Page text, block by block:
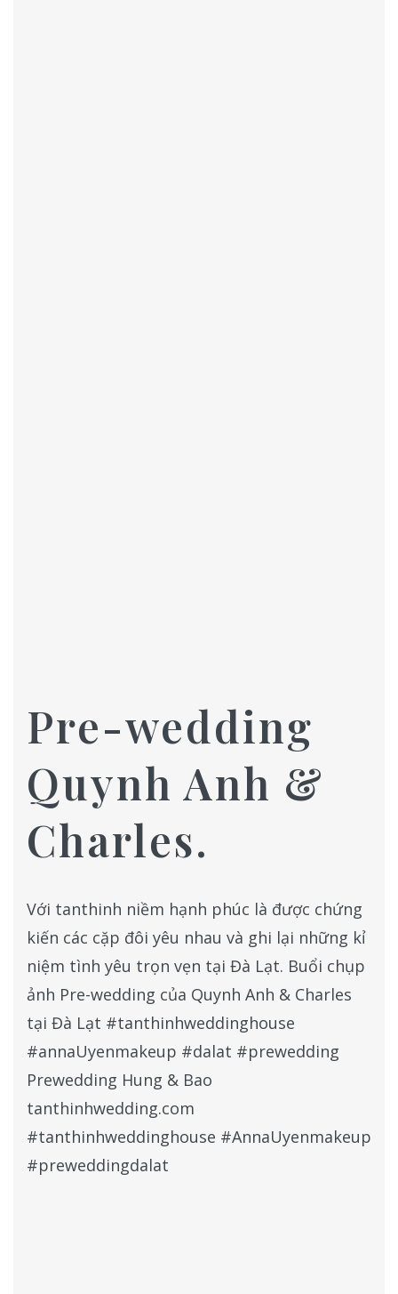
Pre-wedding
Quynh Anh &
Charles.
Với tanthinh niềm hạnh phúc là được chứng
kiến các cặp đôi yêu nhau và ghi lại những kỉ
niệm tình yêu trọn vẹn tại Đà Lạt. Buổi chụp
ảnh Pre-wedding của Quynh Anh & Charles
tại Đà Lạt #tanthinhweddinghouse
#annaUyenmakeup #dalat #prewedding
Prewedding Hung & Bao
tanthinhwedding.com
#tanthinhweddinghouse #AnnaUyenmakeup
#preweddingdalat